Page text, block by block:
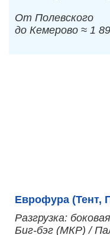
От Полевского
до Кемерово ≈ 1
Еврофура (Тент,
Разгрузка:
Биг-бэг (МКР) /